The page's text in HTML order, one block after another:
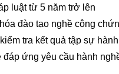
luật từ 5 năm trở lên
đào tạo nghề công
tra kết quả tập sự
đáp ứng yêu cầu hành